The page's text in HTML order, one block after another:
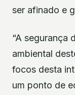
ser afinado e
“A segurança
ambiental
focos desta
um ponto de